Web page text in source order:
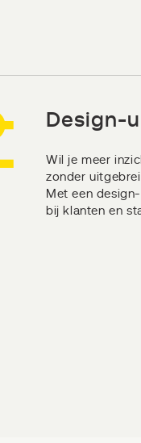
Design-
Wil je meer
zonder
Met een
bij klanten en